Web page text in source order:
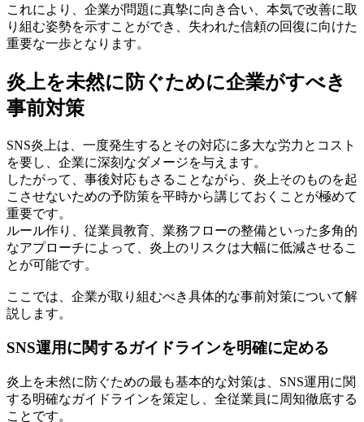
これにより、企業が問題に真摯に向き合い、本気で改善に取
り組む姿勢を示すことができ、失われた信頼の回復に向けた
重要な一歩となります。
炎上を未然に防ぐために企業がすべき
事前対策
SNS炎上は、一度発生するとその対応に多大な労力とコスト
を要し、企業に深刻なダメージを与えます。
したがって、事後対応もさることながら、炎上そのものを起
こさせないための予防策を平時から講じておくことが極めて
重要です。
ルール作り、従業員教育、業務フローの整備といった多角的
なアプローチによって、炎上のリスクは大幅に低減させるこ
とが可能です。
ここでは、企業が取り組むべき具体的な事前対策について解
説します。
SNS運用に関するガイドラインを明確に定める
炎上を未然に防ぐための最も基本的な対策は、SNS運用に関
する明確なガイドラインを策定し、全従業員に周知徹底する
ことです。